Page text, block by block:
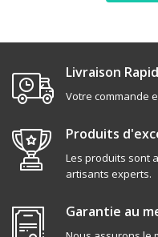
Livraison
Votre commande
Produits
Les produits sont
artisants experts.
Garantie au